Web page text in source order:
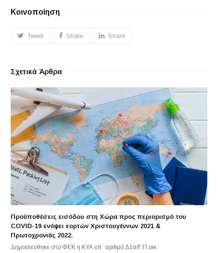
Κοινοποίηση
Tweet Share Share
Σχετικά Άρθρα
Προϋποθέσεις εισόδου στη Χώρα προς περιορισμό του
COVID-19 ενόψει εορτών Χριστουγέννων 2021 &
Πρωτοχρονιάς 2022.
Δημοσιεύθηκε στο ΦΕΚ η ΚΥΑ υπ΄ αριθμό Δ1α/Γ.Π.οικ.